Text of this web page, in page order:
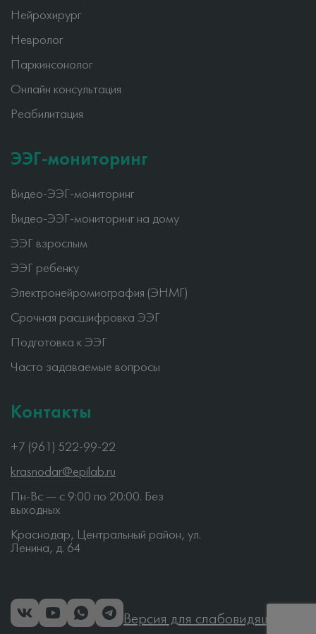
Нейрохирург
Невролог
Паркинсонолог
Онлайн консультация
Реабилитация
ЭЭГ-мониторинг
Видео-ЭЭГ-мониторинг
Видео-ЭЭГ-мониторинг на дому
ЭЭГ взрослым
ЭЭГ ребенку
Электронейромиография (ЭНМГ)
Срочная расшифровка ЭЭГ
Подготовка к ЭЭГ
Часто задаваемые вопросы
Контакты
+7 (961) 522-99-22
krasnodar@epilab.ru
Пн-Вс — c 9:00 по 20:00. Без
выходных
Краснодар, Центральный район, ул.
Ленина, д. 64
Версия для слабовидящих